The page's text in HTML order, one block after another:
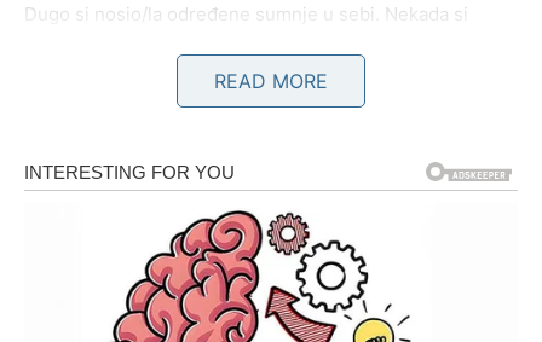
Dugo si nosio/la određene sumnje u sebi. Nekada si
iskustva naučili da nije uvijek tako. Bilo je trenutaka kada
si davao/la mnogo više nego što si dobijao/la zauzvrat.
konačno osjetiti da se stvari mijenjaju.
Tokom ljeta može doći do upoznavanja osobe koja će u
tebi probuditi osjećaje za koje si mislio/la da su davno
READ MORE